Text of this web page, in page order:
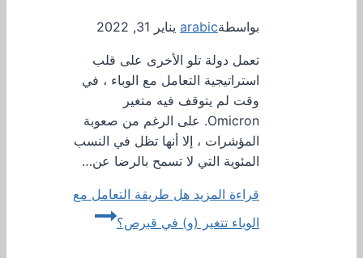
بواسطةarabic يناير 31, 2022
تعمل دولة تلو الأخرى على قلب
استراتيجية التعامل مع الوباء ، في
وقت لم يتوقف فيه متغير
Omicron. على الرغم من صعوبة
المؤشرات ، إلا أنها تظل في النسب
المئوية التي لا تسمح بالرضا عن…
قراءة المزيد هل طريقة التعامل مع
الوباء تتغير (و) في قبرص؟